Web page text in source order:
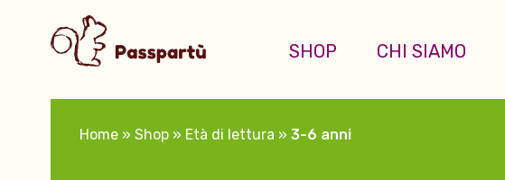
SHOP CHI SIAMO
Home » Shop » Età di lettura » 3-6 anni